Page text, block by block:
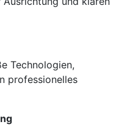
Technologien,
professionelles